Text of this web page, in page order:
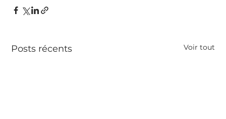
Posts récents Voir tout